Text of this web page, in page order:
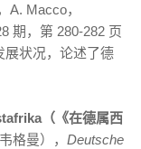
A. Macco，
期，第 280-282 页
展状况，论述了德
（《在德属西
格曼）， Deutsche